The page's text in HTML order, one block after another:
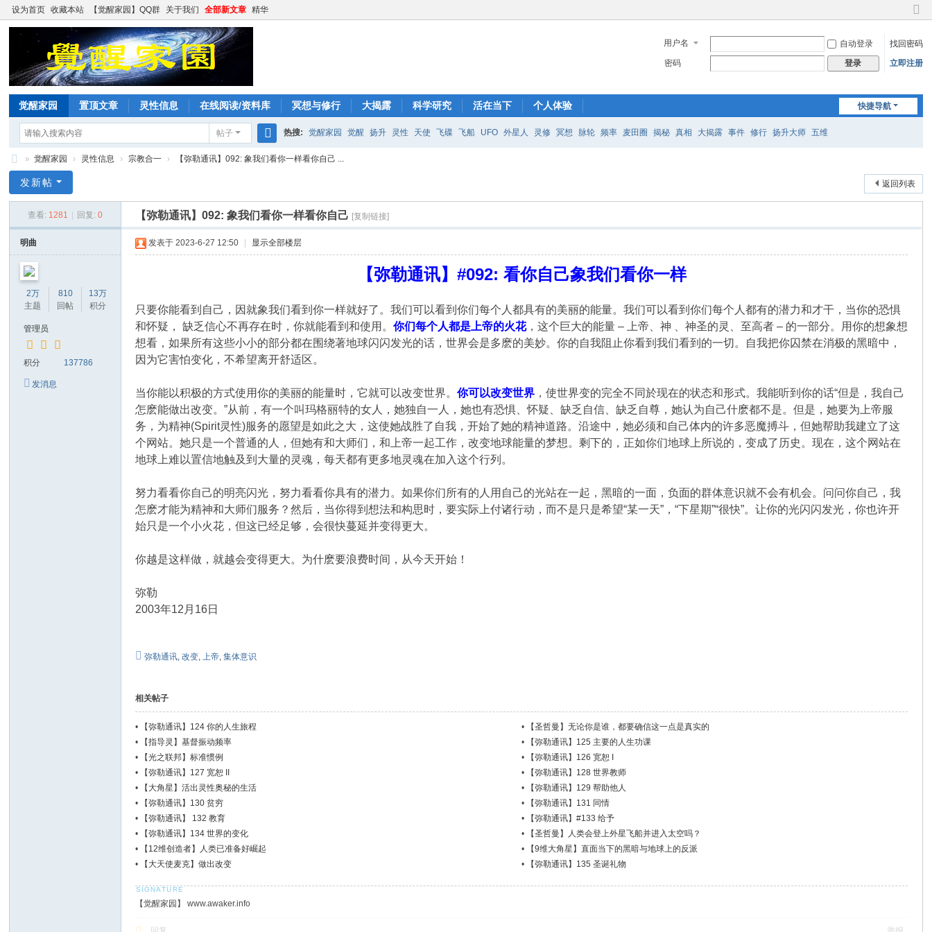
设为首页 收藏本站 【觉醒家园】QQ群 关于我们 全部新文章 精华
切
到
窄
用户名 自动登录
找回密码
密码
登录 立即注册
快捷导航
觉醒家园 置顶文章 灵性信息 在线阅读/资料库 冥想与修行 大揭露 科学研究 活在当下 个人体验
帖子
搜
热搜: 觉醒家园 觉醒 扬升 灵性 天使 飞碟 飞船 UFO 外星人 灵修 冥想 脉轮 频率 麦田圈 揭秘 真相 大揭露 事件 修行 扬升大师 五维
醒
园
» 觉醒家园 › 灵性信息 › 宗教合一 › 【弥勒通讯】092: 象我们看你一样看你自己 ...
返回列表
发新帖
查看: 1281 回复: 0 【弥勒通讯】092: 象我们看你一样看你自己 [复制链接]
明曲
2万
主题
810
回帖
13万
积分
管理员
积分 137786
发消息
发表于 2023-6-27 12:50 显示全部楼层
【弥勒通讯】#092: 看你自己象我们看你一样
只要你能看到自己，因就象我们看到你一样就好了。我们可以看到你们每个人都具有的美丽的能量。我们可以看到你们每个人都有的潜力和才干，当你的恐惧
和怀疑， 缺乏信心不再存在时，你就能看到和使用。你们每个人都是上帝的火花，这个巨大的能量 – 上帝、神 、神圣的灵、至高者 – 的一部分。用你的想象想
想看，如果所有这些小小的部分都在围绕著地球闪闪发光的话，世界会是多麽的美妙。你的自我阻止你看到我们看到的一切。自我把你囚禁在消极的黑暗中，
因为它害怕变化，不希望离开舒适区。
当你能以积极的方式使用你的美丽的能量时，它就可以改变世界。你可以改变世界 ，使世界变的完全不同於现在的状态和形式。我能听到你的话“但是，我自己
怎麽能做出改变。”从前，有一个叫玛格丽特的女人，她独自一人，她也有恐惧、怀疑、缺乏自信、缺乏自尊，她认为自己什麽都不是。但是，她要为上帝服
务，为精神(Spirit灵性)服务的愿望是如此之大，这使她战胜了自我，开始了她的精神道路。沿途中，她必须和自己体内的许多恶魔搏斗，但她帮助我建立了这
个网站。她只是一个普通的人，但她有和大师们，和上帝一起工作，改变地球能量的梦想。剩下的，正如你们地球上所说的，变成了历史。现在，这个网站在
地球上难以置信地触及到大量的灵魂，每天都有更多地灵魂在加入这个行列。
努力看看你自己的明亮闪光，努力看看你具有的潜力。如果你们所有的人用自己的光站在一起，黑暗的一面，负面的群体意识就不会有机会。问问你自己，我
怎麽才能为精神和大师们服务？然后，当你得到想法和构思时，要实际上付诸行动，而不是只是希望“某一天”，“下星期”“很快”。让你的光闪闪发光，你也许开
始只是一个小火花，但这已经足够，会很快蔓延并变得更大。
你越是这样做，就越会变得更大。为什麽要浪费时间，从今天开始！
弥勒
2003年12月16日
弥勒通讯,改变,上帝,集体意识
相关帖子
• 【弥勒通讯】124 你的人生旅程 •
【圣哲曼】无论你是谁，都要确信这一点是真实的
•
【指导灵】基督振动频率 •
【弥勒通讯】125 主要的人生功课
•
【光之联邦】标准惯例 •
【弥勒通讯】126 宽恕 I
•
【弥勒通讯】127 宽恕 II •
【弥勒通讯】128 世界教师
•
【大角星】活出灵性奥秘的生活 •
【弥勒通讯】129 帮助他人
•
【弥勒通讯】130 贫穷 •
【弥勒通讯】131 同情
•
【弥勒通讯】 132 教育 •
【弥勒通讯】#133 给予
•
【弥勒通讯】134 世界的变化 •
【圣哲曼】人类会登上外星飞船并进入太空吗？
•
【12维创造者】人类已准备好崛起 •
【9维大角星】直面当下的黑暗与地球上的反派
•
【大天使麦克】做出改变 • 【弥勒通讯】135 圣诞礼物
【觉醒家园】 www.awaker.info